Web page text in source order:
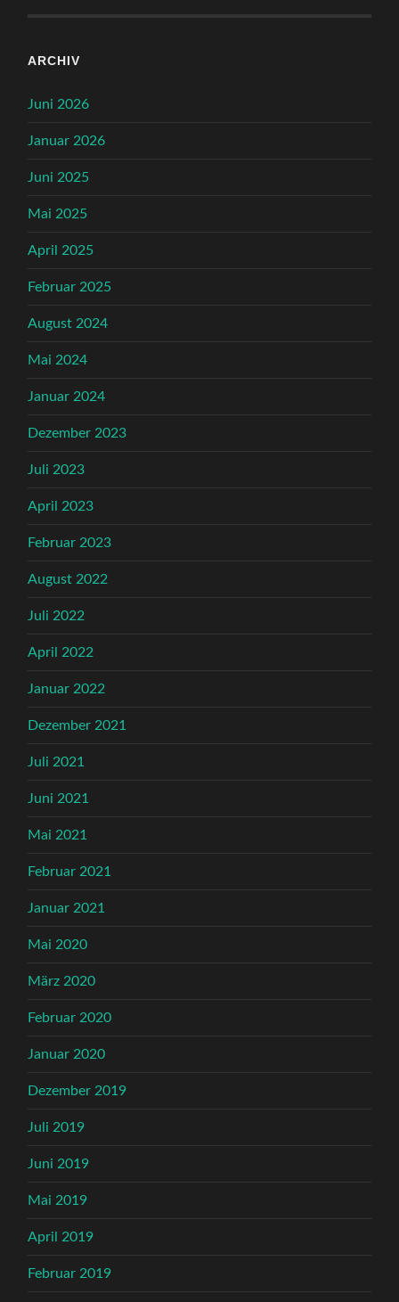
ARCHIV
Juni 2026
Januar 2026
Juni 2025
Mai 2025
April 2025
Februar 2025
August 2024
Mai 2024
Januar 2024
Dezember 2023
Juli 2023
April 2023
Februar 2023
August 2022
Juli 2022
April 2022
Januar 2022
Dezember 2021
Juli 2021
Juni 2021
Mai 2021
Februar 2021
Januar 2021
Mai 2020
März 2020
Februar 2020
Januar 2020
Dezember 2019
Juli 2019
Juni 2019
Mai 2019
April 2019
Februar 2019